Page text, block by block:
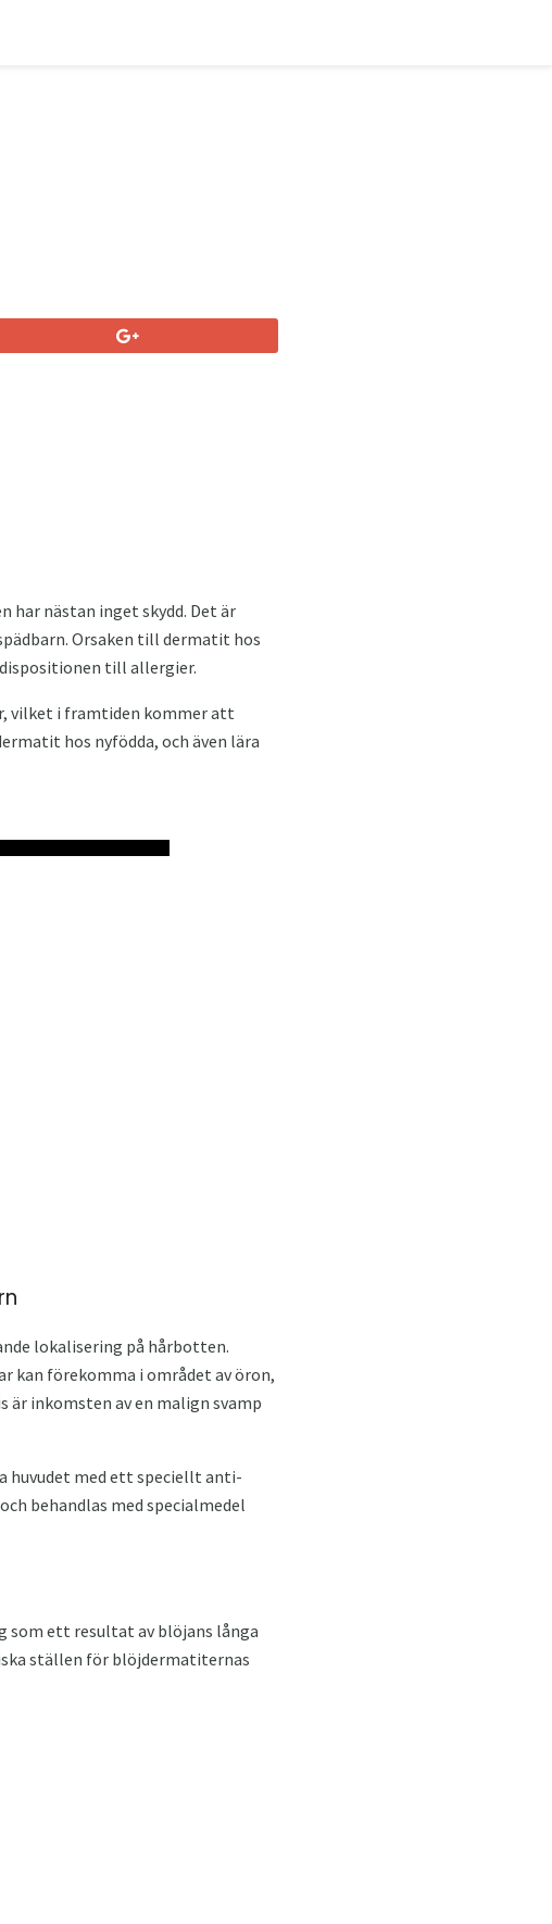
har nästan inget skydd. Det är
Orsaken till dermatit hos
till allergier.
vilket i framtiden kommer att
hos nyfödda, och även lära
lokalisering på hårbotten.
kan förekomma i området av öron,
är inkomsten av en malign svamp
huvudet med ett speciellt anti-
behandlas med specialmedel
som ett resultat av blöjans långa
ställen för blöjdermatiternas